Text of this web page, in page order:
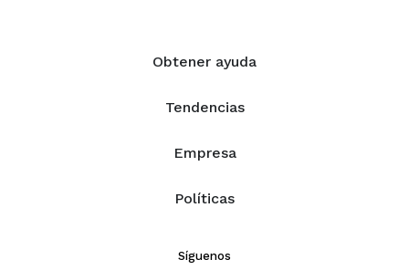
Obtener ayuda
Tendencias
Empresa
Políticas
Síguenos